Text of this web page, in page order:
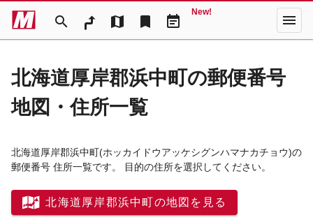
search map bookmark event_note
New! menu
北海道厚岸郡浜中町の郵便番号
地図・住所一覧
北海道厚岸郡浜中町(ホッカイドウアッケシグンハマナカチョウ)の
郵便番号 住所一覧です。 目的の住所を選択してください。
北海道厚岸郡浜中町の地図を見る